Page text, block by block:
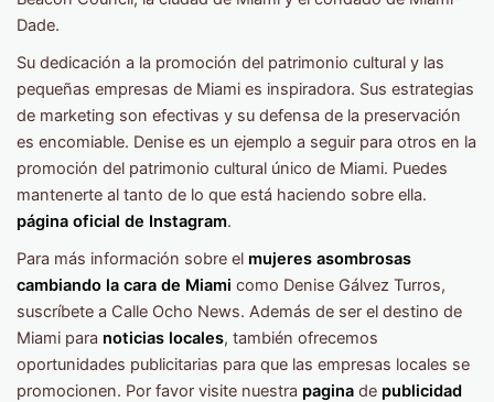
Dade.
Su dedicación a la promoción del patrimonio cultural y las
pequeñas empresas de Miami es inspiradora. Sus estrategias
de marketing son efectivas y su defensa de la preservación
es encomiable. Denise es un ejemplo a seguir para otros en la
promoción del patrimonio cultural único de Miami. Puedes
mantenerte al tanto de lo que está haciendo sobre ella.
página oficial de Instagram.
Para más información sobre el mujeres asombrosas
cambiando la cara de Miami como Denise Gálvez Turros,
suscríbete a Calle Ocho News. Además de ser el destino de
Miami para noticias locales, también ofrecemos
oportunidades publicitarias para que las empresas locales se
promocionen. Por favor visite nuestra pagina de publicidad